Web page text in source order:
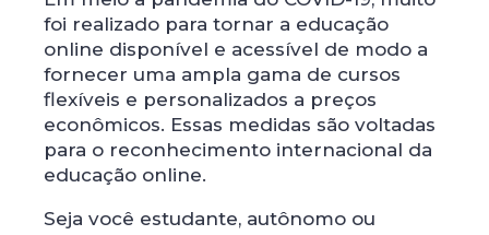
foi realizado para tornar a educação
online disponível e acessível de modo a
fornecer uma ampla gama de cursos
flexíveis e personalizados a preços
econômicos. Essas medidas são voltadas
para o reconhecimento internacional da
educação online.
Seja você estudante, autônomo ou